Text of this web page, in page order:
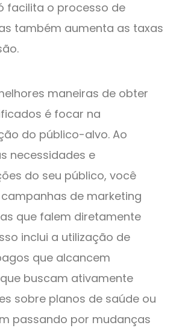
facilita o processo de
também aumenta as taxas
maneiras de obter
é focar na
do público-alvo. Ao
necessidades e
do seu público, você
de marketing
que falem diretamente
inclui a utilização de
que alcancem
buscam ativamente
sobre planos de saúde ou
passando por mudanças